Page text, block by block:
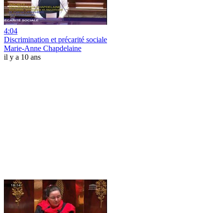
4:04
Discrimination et précarité sociale
Marie-Anne Chapdelaine
il y a 10 ans